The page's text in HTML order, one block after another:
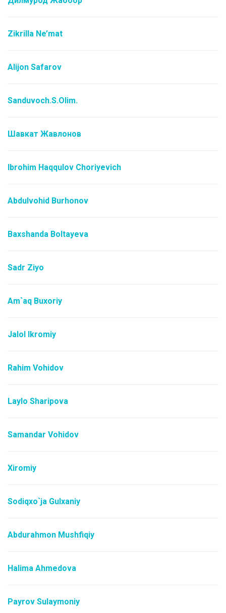
Zikrilla Ne’mat
Alijon Safarov
Sanduvoch.S.Olim.
Шавкат Жавлонов
Ibrohim Haqqulov Choriyevich
Abdulvohid Burhonov
Baxshanda Boltayeva
Sadr Ziyo
Am`aq Buxoriy
Jalol Ikromiy
Rahim Vohidov
Laylo Sharipova
Samandar Vohidov
Xiromiy
Sodiqxo`ja Gulxaniy
Abdurahmon Mushfiqiy
Halima Ahmedova
Payrov Sulaymoniy